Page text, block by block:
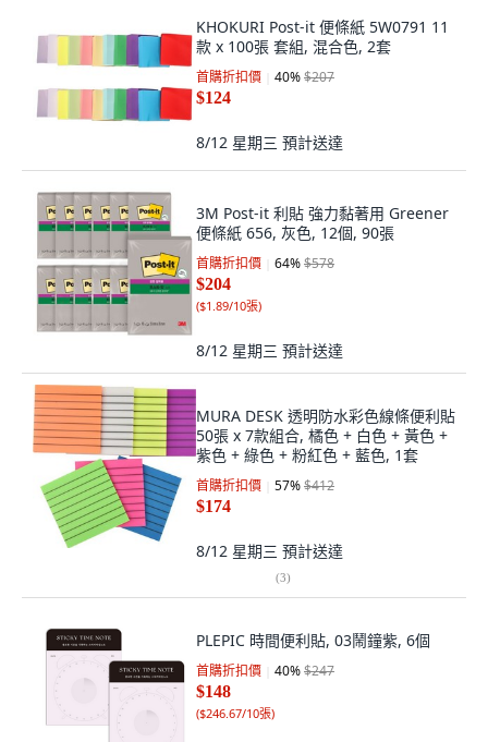
KHOKURI Post-it 便條紙 5W0791 11
款 x 100張 套組, 混合色, 2套
首購折扣價 40%$207
$124
8/12 星期三 預計送達
3M Post-it 利貼 強力黏著用 Greener
便條紙 656, 灰色, 12個, 90張
首購折扣價 64%$578
$204
($1.89/10張)
8/12 星期三 預計送達
MURA DESK 透明防水彩色線條便利貼
50張 x 7款組合, 橘色 + 白色 + 黃色 +
紫色 + 綠色 + 粉紅色 + 藍色, 1套
首購折扣價 57%$412
$174
8/12 星期三 預計送達
(3)
PLEPIC 時間便利貼, 03鬧鐘紫, 6個
首購折扣價 40%$247
$148
($246.67/10張)